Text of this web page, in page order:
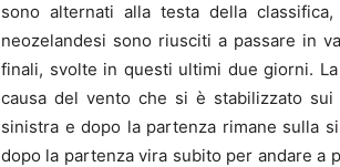
sono alternati alla testa della
neozelandesi sono riusciti a passare in
finali, svolte in questi ultimi due giorni.
causa del vento che si è stabilizzato sui
sinistra e dopo la partenza rimane sulla
dopo la partenza vira subito per andare a